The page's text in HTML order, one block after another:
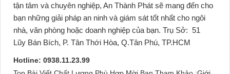
tận tâm và chuyên nghiệp, An Thành Phát sẽ mang đến cho
bạn những giải pháp an ninh và giám sát tốt nhất cho ngôi
nhà, văn phòng hoặc doanh nghiệp của bạn. Trụ Sở: 51
Lũy Bán Bích, P. Tân Thới Hòa, Q.Tân Phú, TP.HCM
Hotline: 0938.11.23.99